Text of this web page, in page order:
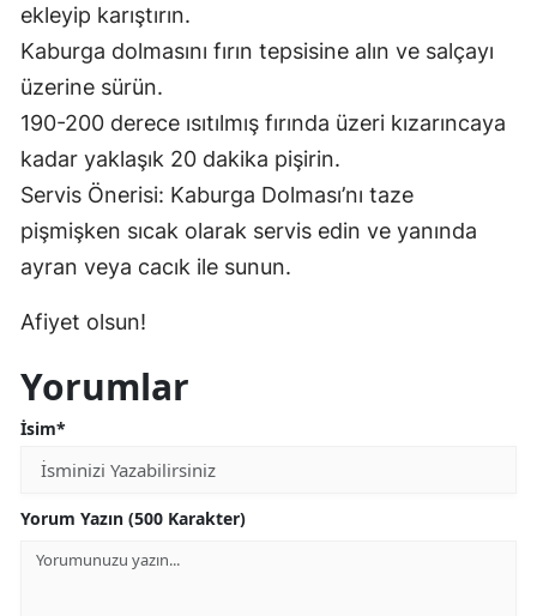
ekleyip karıştırın.
Kaburga dolmasını fırın tepsisine alın ve salçayı
üzerine sürün.
190-200 derece ısıtılmış fırında üzeri kızarıncaya
kadar yaklaşık 20 dakika pişirin.
Servis Önerisi: Kaburga Dolması’nı taze
pişmişken sıcak olarak servis edin ve yanında
ayran veya cacık ile sunun.
Afiyet olsun!
Yorumlar
İsim*
Yorum Yazın (500 Karakter)